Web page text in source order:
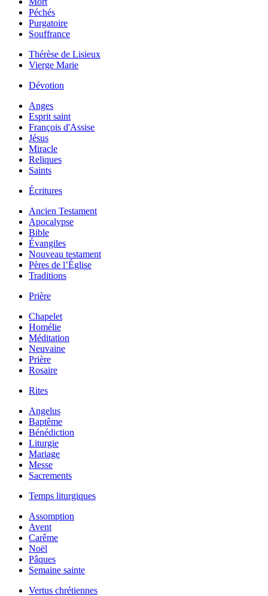
Péchés
Purgatoire
Souffrance
Thérèse de Lisieux
Vierge Marie
Dévotion
Anges
Esprit saint
François d'Assise
Jésus
Miracle
Reliques
Saints
Écritures
Ancien Testament
Apocalypse
Bible
Évangiles
Nouveau testament
Pères de l’Église
Traditions
Prière
Chapelet
Homélie
Méditation
Neuvaine
Prière
Rosaire
Rites
Angelus
Baptême
Bénédiction
Liturgie
Mariage
Messe
Sacrements
Temps liturgiques
Assomption
Avent
Carême
Noël
Pâques
Semaine sainte
Vertus chrétiennes